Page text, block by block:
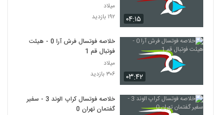
۰۴:۱۵
میلاد
۱۹۲ بازدید
۰۳:۴۲
خلاصه فوتسال فرش آرا 0 - هیئت
فوتبال قم 1
میلاد
۳۰۶ بازدید
خلاصه فوتسال کراپ الوند 3 - سفیر
گفتمان تهران 0